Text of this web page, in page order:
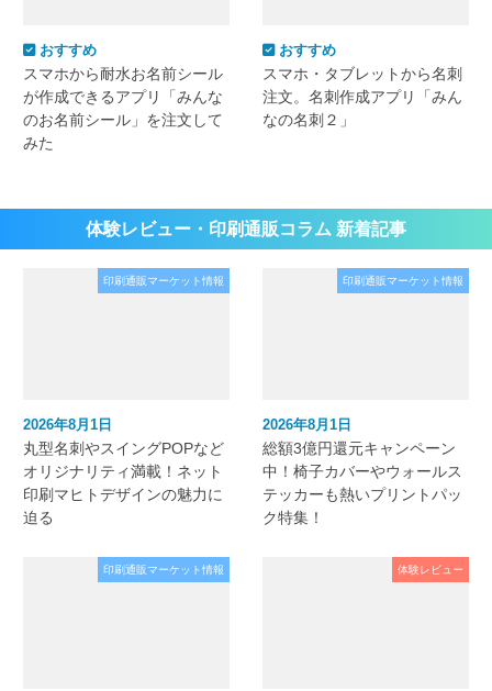
おすすめ
スマホから耐水お名前シール
が作成できるアプリ「みんな
のお名前シール」を注文して
みた
おすすめ
スマホ・タブレットから名刺
注文。名刺作成アプリ「みん
なの名刺２」
体験レビュー・印刷通販コラム 新着記事
印刷通販マーケット情報
2026年8月1日
丸型名刺やスイングPOPなど
オリジナリティ満載！ネット
印刷マヒトデザインの魅力に
迫る
印刷通販マーケット情報
2026年8月1日
総額3億円還元キャンペーン
中！椅子カバーやウォールス
テッカーも熱いプリントパッ
ク特集！
印刷通販マーケット情報 体験レビュー